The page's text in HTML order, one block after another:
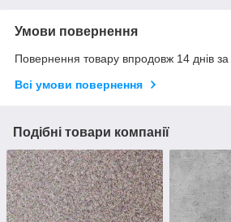
Умови повернення
Повернення товару впродовж 14 днів
Всі умови повернення
Подібні товари компанії